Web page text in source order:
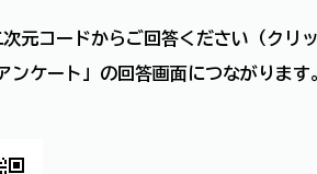
元コードからご回答ください（クリ
ンケート」の回答画面につながります